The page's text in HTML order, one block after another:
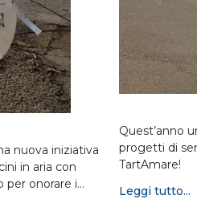
nuova iniziativa
in aria con
per onorare i…
Quest’anno
progetti di
TartAmare!
Leggi tutto...